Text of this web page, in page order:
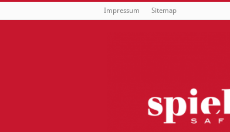
Impressum Sitemap